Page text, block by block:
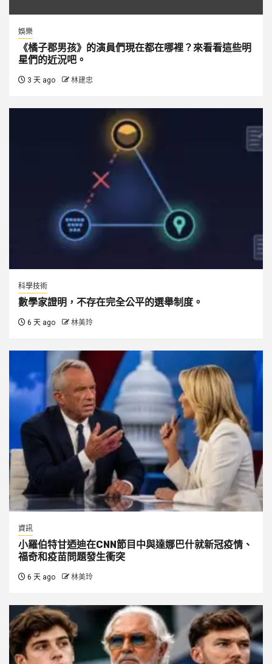
娛樂
《橘子郡男孩》的演員們現在都在哪裡？來看看這些明
星們的近況吧。
3 天 ago 林建忠
科學技術
數學家證明，不存在完全公平的選舉制度。
6 天 ago 林美玲
資訊
小羅伯特甘迺迪在CNN節目中與達娜巴什就新冠疫情、
福奇和疫苗問題發生衝突
6 天 ago 林美玲